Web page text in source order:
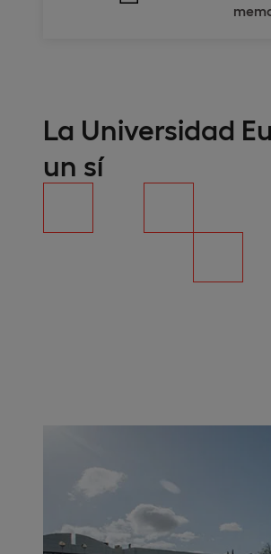
La Universidad
un sí